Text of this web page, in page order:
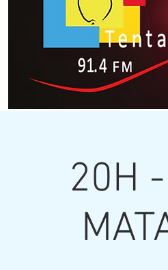
20H